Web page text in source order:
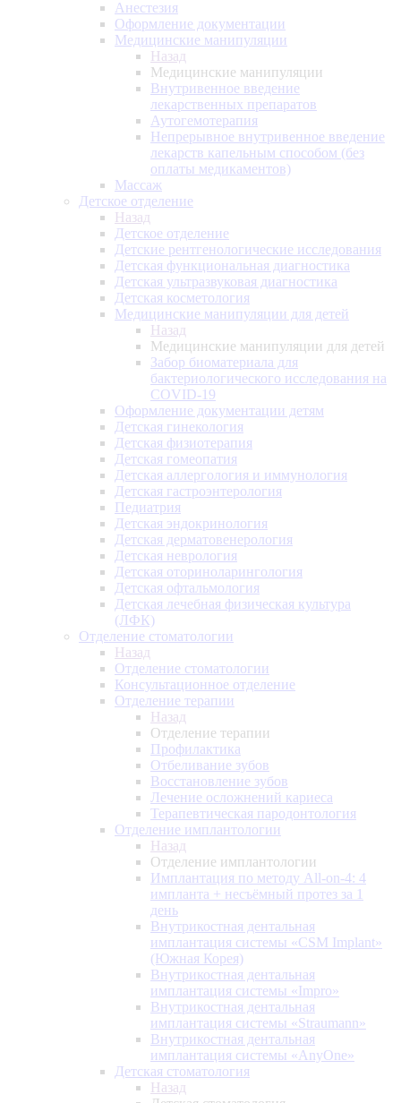
Анестезия
Оформление документации
Медицинские манипуляции
Назад
Медицинские манипуляции
Внутривенное введение
лекарственных препаратов
Аутогемотерапия
Непрерывное внутривенное введение
лекарств капельным способом (без
оплаты медикаментов)
Массаж
Детское отделение
Назад
Детское отделение
Детские рентгенологические исследования
Детская функциональная диагностика
Детская ультразвуковая диагностика
Детская косметология
Медицинские манипуляции для детей
Назад
Медицинские манипуляции для детей
Забор биоматериала для
бактериологического исследования на
COVID-19
Оформление документации детям
Детская гинекология
Детская физиотерапия
Детская гомеопатия
Детская аллергология и иммунология
Детская гастроэнтерология
Педиатрия
Детская эндокринология
Детская дерматовенерология
Детская неврология
Детская оториноларингология
Детская офтальмология
Детская лечебная физическая культура
(ЛФК)
Отделение стоматологии
Назад
Отделение стоматологии
Консультационное отделение
Отделение терапии
Назад
Отделение терапии
Профилактика
Отбеливание зубов
Восстановление зубов
Лечение осложнений кариеса
Терапевтическая пародонтология
Отделение имплантологии
Назад
Отделение имплантологии
Имплантация по методу All-on-4: 4
импланта + несъёмный протез за 1
день
Внутрикостная дентальная
имплантация системы «CSM Implant»
(Южная Корея)
Внутрикостная дентальная
имплантация системы «Impro»
Внутрикостная дентальная
имплантация системы «Straumann»
Внутрикостная дентальная
имплантация системы «AnyOne»
Детская стоматология
Назад